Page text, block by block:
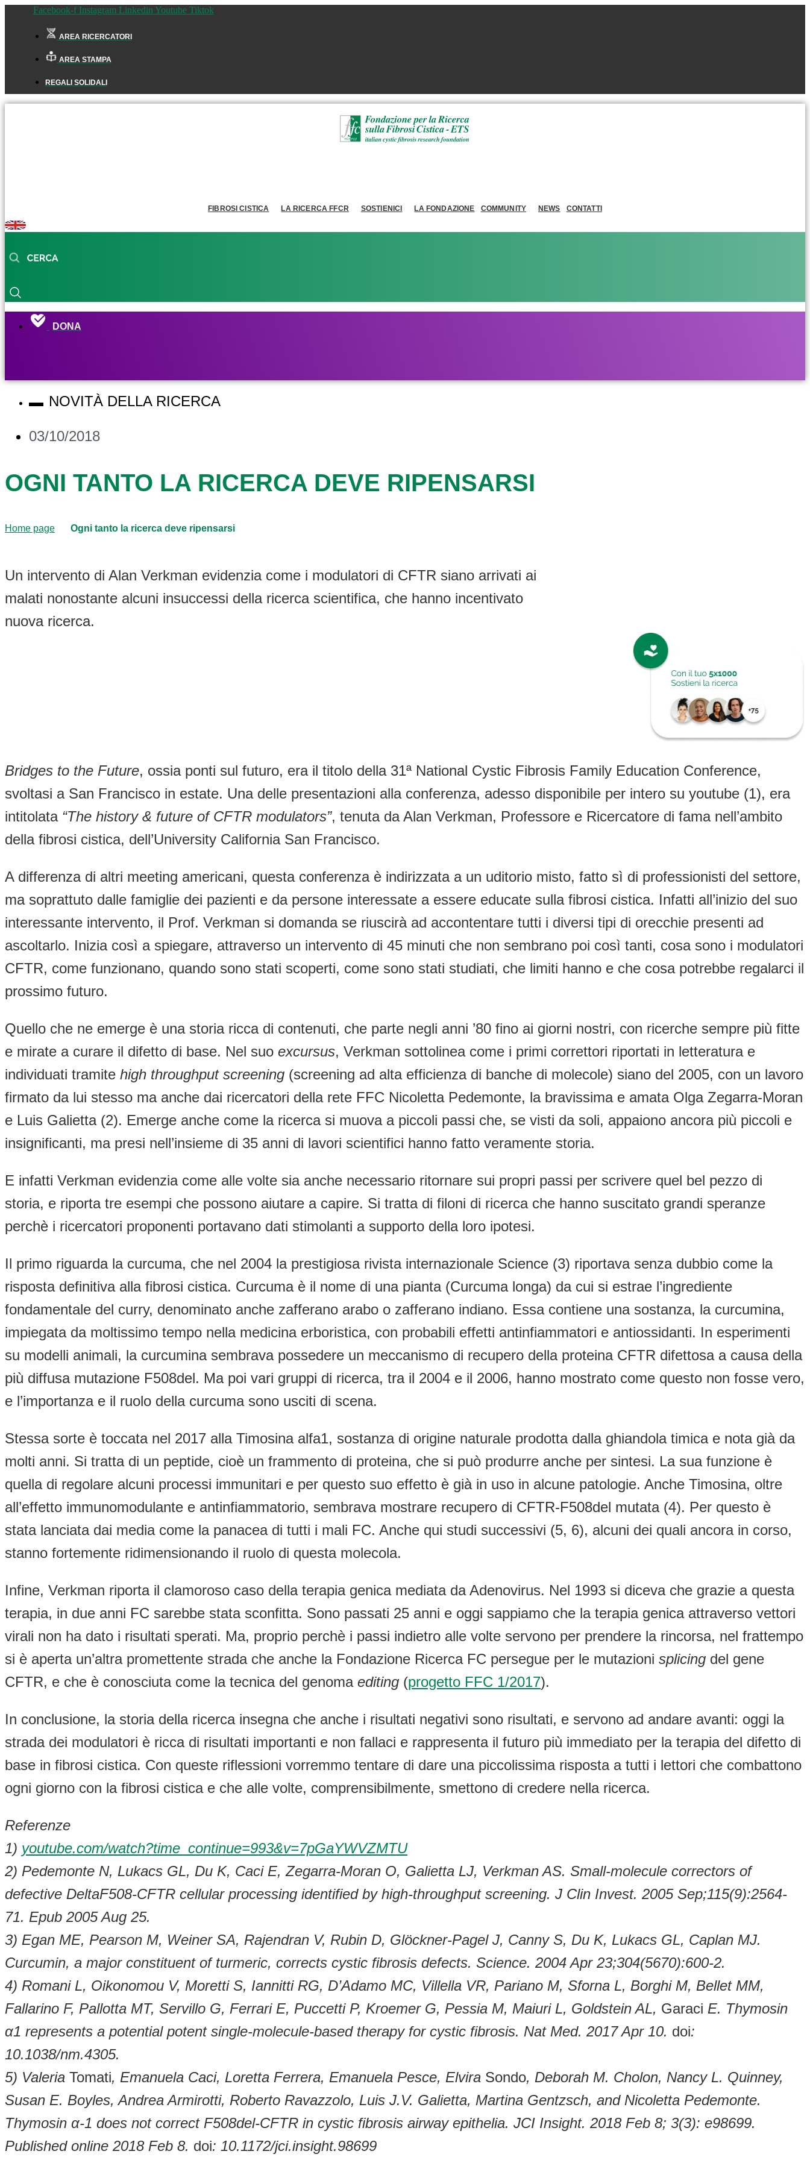
Facebook-f Instagram Linkedin Youtube Tiktok
AREA RICERCATORI
AREA STAMPA
REGALI SOLIDALI
FIBROSI CISTICA LA RICERCA FFCR SOSTIENICI LA FONDAZIONE COMMUNITY NEWS CONTATTI
DONA
NOVITÀ DELLA RICERCA
03/10/2018
OGNI TANTO LA RICERCA DEVE RIPENSARSI
Home page Ogni tanto la ricerca deve ripensarsi
Un intervento di Alan Verkman evidenzia come i modulatori di CFTR siano arrivati ai
malati nonostante alcuni insuccessi della ricerca scientifica, che hanno incentivato
nuova ricerca.
Bridges to the Future, ossia ponti sul futuro, era il titolo della 31ª National Cystic Fibrosis Family Education Conference,
svoltasi a San Francisco in estate. Una delle presentazioni alla conferenza, adesso disponibile per intero su youtube (1), era
intitolata “The history & future of CFTR modulators”, tenuta da Alan Verkman, Professore e Ricercatore di fama nell’ambito
della fibrosi cistica, dell’University California San Francisco.
A differenza di altri meeting americani, questa conferenza è indirizzata a un uditorio misto, fatto sì di professionisti del settore,
ma soprattuto dalle famiglie dei pazienti e da persone interessate a essere educate sulla fibrosi cistica. Infatti all’inizio del suo
interessante intervento, il Prof. Verkman si domanda se riuscirà ad accontentare tutti i diversi tipi di orecchie presenti ad
ascoltarlo. Inizia così a spiegare, attraverso un intervento di 45 minuti che non sembrano poi così tanti, cosa sono i modulatori
CFTR, come funzionano, quando sono stati scoperti, come sono stati studiati, che limiti hanno e che cosa potrebbe regalarci il
prossimo futuro.
Quello che ne emerge è una storia ricca di contenuti, che parte negli anni ’80 fino ai giorni nostri, con ricerche sempre più fitte
e mirate a curare il difetto di base. Nel suo excursus, Verkman sottolinea come i primi correttori riportati in letteratura e
individuati tramite high throughput screening (screening ad alta efficienza di banche di molecole) siano del 2005, con un lavoro
firmato da lui stesso ma anche dai ricercatori della rete FFC Nicoletta Pedemonte, la bravissima e amata Olga Zegarra-Moran
e Luis Galietta (2). Emerge anche come la ricerca si muova a piccoli passi che, se visti da soli, appaiono ancora più piccoli e
insignificanti, ma presi nell’insieme di 35 anni di lavori scientifici hanno fatto veramente storia.
E infatti Verkman evidenzia come alle volte sia anche necessario ritornare sui propri passi per scrivere quel bel pezzo di
storia, e riporta tre esempi che possono aiutare a capire. Si tratta di filoni di ricerca che hanno suscitato grandi speranze
perchè i ricercatori proponenti portavano dati stimolanti a supporto della loro ipotesi.
Il primo riguarda la curcuma, che nel 2004 la prestigiosa rivista internazionale Science (3) riportava senza dubbio come la
risposta definitiva alla fibrosi cistica. Curcuma è il nome di una pianta (Curcuma longa) da cui si estrae l’ingrediente
fondamentale del curry, denominato anche zafferano arabo o zafferano indiano. Essa contiene una sostanza, la curcumina,
impiegata da moltissimo tempo nella medicina erboristica, con probabili effetti antinfiammatori e antiossidanti. In esperimenti
su modelli animali, la curcumina sembrava possedere un meccanismo di recupero della proteina CFTR difettosa a causa della
più diffusa mutazione F508del. Ma poi vari gruppi di ricerca, tra il 2004 e il 2006, hanno mostrato come questo non fosse vero,
e l’importanza e il ruolo della curcuma sono usciti di scena.
Stessa sorte è toccata nel 2017 alla Timosina alfa1, sostanza di origine naturale prodotta dalla ghiandola timica e nota già da
molti anni. Si tratta di un peptide, cioè un frammento di proteina, che si può produrre anche per sintesi. La sua funzione è
quella di regolare alcuni processi immunitari e per questo suo effetto è già in uso in alcune patologie. Anche Timosina, oltre
all’effetto immunomodulante e antinfiammatorio, sembrava mostrare recupero di CFTR-F508del mutata (4). Per questo è
stata lanciata dai media come la panacea di tutti i mali FC. Anche qui studi successivi (5, 6), alcuni dei quali ancora in corso,
stanno fortemente ridimensionando il ruolo di questa molecola.
Infine, Verkman riporta il clamoroso caso della terapia genica mediata da Adenovirus. Nel 1993 si diceva che grazie a questa
terapia, in due anni FC sarebbe stata sconfitta. Sono passati 25 anni e oggi sappiamo che la terapia genica attraverso vettori
virali non ha dato i risultati sperati. Ma, proprio perchè i passi indietro alle volte servono per prendere la rincorsa, nel frattempo
si è aperta un’altra promettente strada che anche la Fondazione Ricerca FC persegue per le mutazioni splicing del gene
CFTR, e che è conosciuta come la tecnica del genoma editing (progetto FFC 1/2017).
In conclusione, la storia della ricerca insegna che anche i risultati negativi sono risultati, e servono ad andare avanti: oggi la
strada dei modulatori è ricca di risultati importanti e non fallaci e rappresenta il futuro più immediato per la terapia del difetto di
base in fibrosi cistica. Con queste riflessioni vorremmo tentare di dare una piccolissima risposta a tutti i lettori che combattono
ogni giorno con la fibrosi cistica e che alle volte, comprensibilmente, smettono di credere nella ricerca.
Referenze
1) youtube.com/watch?time_continue=993&v=7pGaYWVZMTU
2) Pedemonte N, Lukacs GL, Du K, Caci E, Zegarra-Moran O, Galietta LJ, Verkman AS. Small-molecule correctors of
defective DeltaF508-CFTR cellular processing identified by high-throughput screening. J Clin Invest. 2005 Sep;115(9):2564-
71. Epub 2005 Aug 25.
3) Egan ME, Pearson M, Weiner SA, Rajendran V, Rubin D, Glöckner-Pagel J, Canny S, Du K, Lukacs GL, Caplan MJ.
Curcumin, a major constituent of turmeric, corrects cystic fibrosis defects. Science. 2004 Apr 23;304(5670):600-2.
4) Romani L, Oikonomou V, Moretti S, Iannitti RG, D’Adamo MC, Villella VR, Pariano M, Sforna L, Borghi M, Bellet MM,
Fallarino F, Pallotta MT, Servillo G, Ferrari E, Puccetti P, Kroemer G, Pessia M, Maiuri L, Goldstein AL, Garaci E. Thymosin
α1 represents a potential potent single-molecule-based therapy for cystic fibrosis. Nat Med. 2017 Apr 10. doi:
10.1038/nm.4305.
5) Valeria Tomati, Emanuela Caci, Loretta Ferrera, Emanuela Pesce, Elvira Sondo, Deborah M. Cholon, Nancy L. Quinney,
Susan E. Boyles, Andrea Armirotti, Roberto Ravazzolo, Luis J.V. Galietta, Martina Gentzsch, and Nicoletta Pedemonte.
Thymosin α-1 does not correct F508del-CFTR in cystic fibrosis airway epithelia. JCI Insight. 2018 Feb 8; 3(3): e98699.
Published online 2018 Feb 8. doi: 10.1172/jci.insight.98699